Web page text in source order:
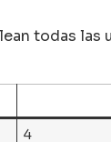
todas
4